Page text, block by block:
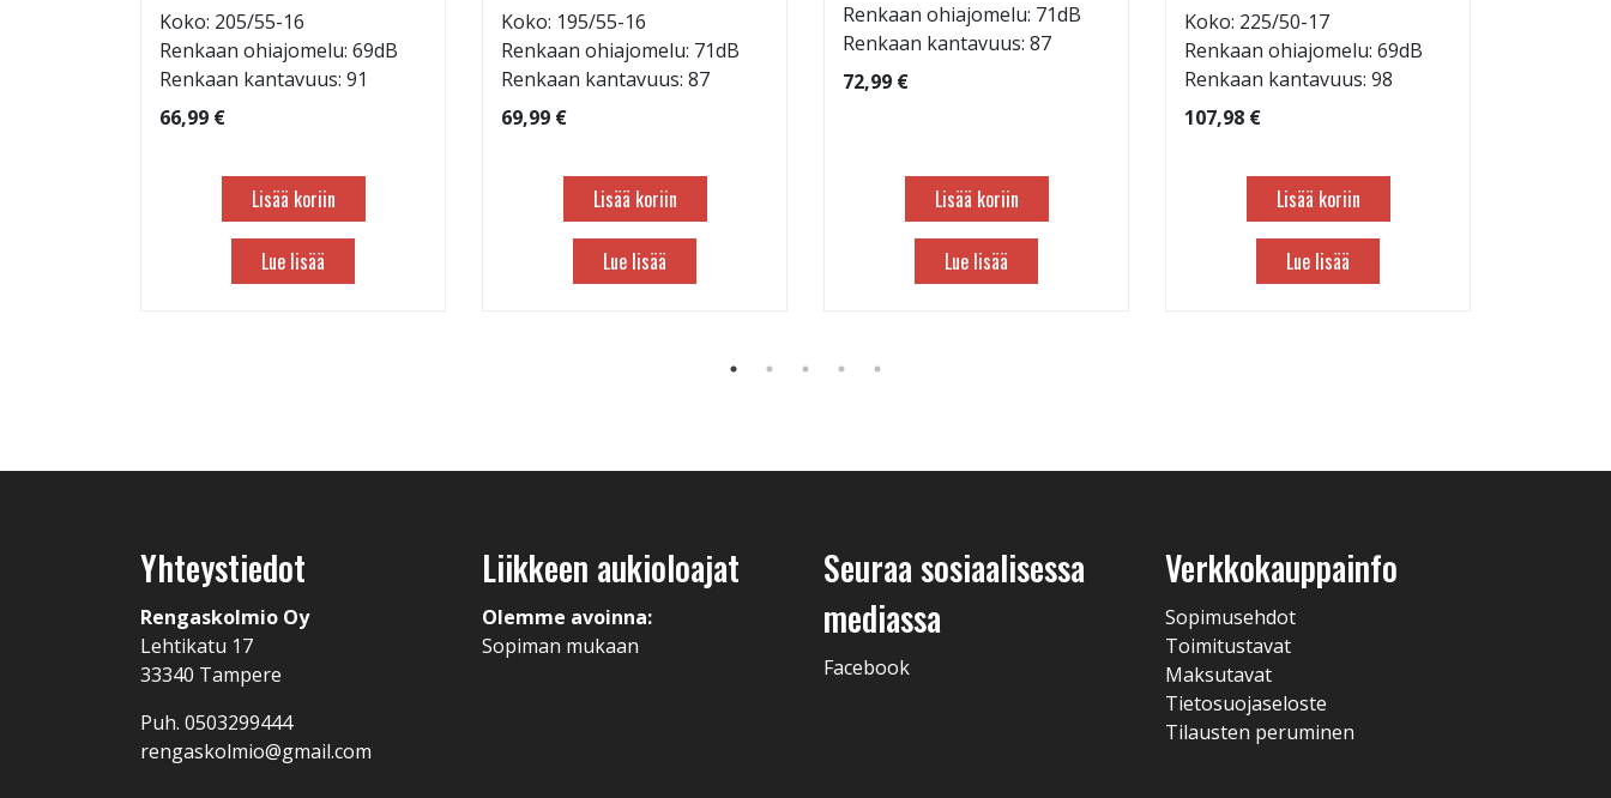
Koko: 205/55-16
Renkaan ohiajomelu: 69dB
Renkaan kantavuus: 91
66,99 €
Lisää koriin
Lue lisää
Koko: 195/55-16
Renkaan ohiajomelu: 71dB
Renkaan kantavuus: 87
69,99 €
Lisää koriin
Lue lisää
Renkaan ohiajomelu: 71dB
Renkaan kantavuus: 87
72,99 €
Lisää koriin
Lue lisää
Koko: 225/50-17
Renkaan ohiajomelu: 69dB
Renkaan kantavuus: 98
107,98 €
Lisää koriin
Lue lisää
Yhteystiedot
Rengaskolmio Oy
Lehtikatu 17
33340 Tampere
Puh. 0503299444
rengaskolmio@gmail.com
Liikkeen aukioloajat
Olemme avoinna:
Sopiman mukaan
Seuraa sosiaalisessa
mediassa
Facebook
Verkkokauppainfo
Sopimusehdot
Toimitustavat
Maksutavat
Tietosuojaseloste
Tilausten peruminen